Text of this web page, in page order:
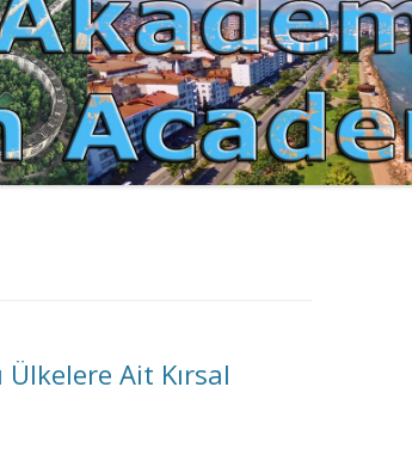
GUIDE
RULES
ETIK KURUL | ETHICAL BOARDS
İNDEKSLER
JOURNAL HISTORY | DERGI
TARIHÇESI
Ülkelere Ait Kırsal